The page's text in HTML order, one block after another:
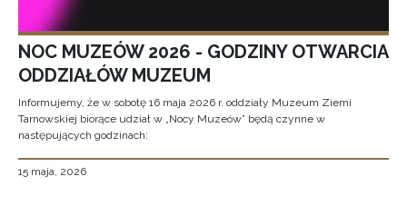
NOC MUZEÓW 2026 - GODZINY OTWARCIA
ODDZIAŁÓW MUZEUM
Informujemy, że w sobotę 16 maja 2026 r. oddziały Muzeum Ziemi
Tarnowskiej biorące udział w „Nocy Muzeów” będą czynne w
następujących godzinach:
15 maja, 2026